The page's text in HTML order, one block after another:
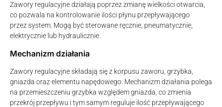
Zawory regulacyjne działają poprzez zmianę wielkości otwarcia,
co pozwala na kontrolowanie ilości płynu przepływającego
przez system. Mogą być sterowane ręcznie, pneumatycznie,
elektrycznie lub hydraulicznie.
Mechanizm działania
Zawory regulacyjne składają się z korpusu zaworu, grzybka,
gniazda oraz elementu napędowego. Mechanizm działania polega
na przemieszczeniu grzybka względem gniazda, co zmienia
przekrój przepływu i tym samym reguluje ilość przepływającego